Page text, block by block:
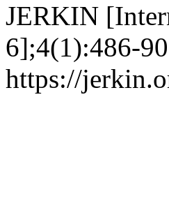
JERKIN
6];4(1):486-
https://